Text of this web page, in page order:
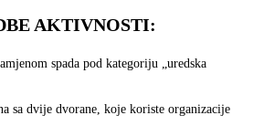
AKTIVNOSTI:
spada pod kategoriju „uredska
sa dvije dvorane, koje koriste organizacije